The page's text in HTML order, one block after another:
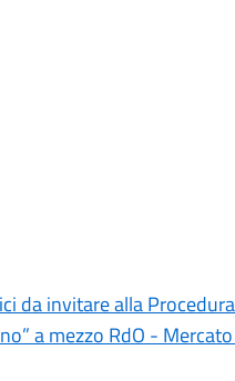
da invitare alla
a mezzo RdO -